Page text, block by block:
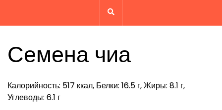
Семена чиа
Калорийность: 517 ккал, Белки: 16.5 г, Жиры: 8.1 г,
Углеводы: 6.1 г